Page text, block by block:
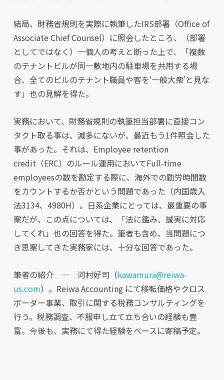
結局、財務省規則を実際に執筆したIRS部署（Office of
Associate Chief Counsel）に照会したところ、（部署
としてではなく）一個人の考えと断った上で、「複数
のテナントビルが同一敷地内の駐車場を共用する場
合、全てのビルのテナント職員や客を‘一般大衆’と見な
す」也の見解を得た。
実務において、財務省規則の執筆担当部署に直接コン
タクト取る事は、滅多にないが、最近もう1件照会した
事があった。それは、Employee retention
credit（ERC）のルール運用においてFull-time
employeesの数を勘定する際に、海外での勤労時間数
をカウントするか否かという問題であった（内国歳入
法3134、4980H）。日系企業にとっては、最重要の事
案だが、この点については、「法に鑑み、誠実に対応
してくれ」也の回答を得た。筆者も含め、当問題につ
き思案してきた実務家には、十分な回答であった。
筆者の紹介 ― 河村好司（kawamura@reiwa-
us.com）。Reiwa Accounting にて移転価格やクロス
ボーダー事業、取引に関する税務コンサルティングを
行う。税務調査、不服申し立て立ち合いの経験も豊
富。今後も、実務にて得た経験をベースに寄稿予定。